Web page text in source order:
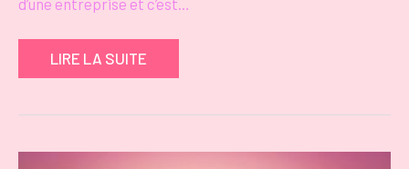
d’une entreprise et c’est…
LIRE LA SUITE